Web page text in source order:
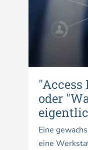
oder
Eine
eine